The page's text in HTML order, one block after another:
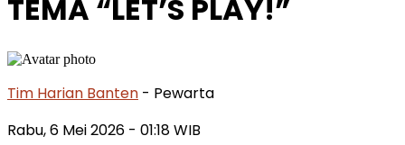
TEMA “LET’S PLAY!”
Tim Harian Banten - Pewarta
Rabu, 6 Mei 2026 - 01:18 WIB